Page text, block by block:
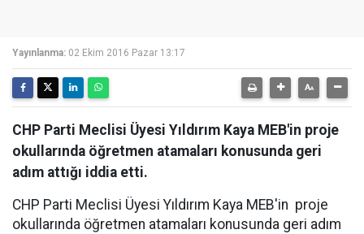
Yayınlanma: 02 Ekim 2016 Pazar 13:17
CHP Parti Meclisi Üyesi Yıldırım Kaya MEB'in proje
okullarında öğretmen atamaları konusunda geri
adım attığı iddia etti.
CHP Parti Meclisi Üyesi Yıldırım Kaya MEB'in proje
okullarında öğretmen atamaları konusunda geri adım